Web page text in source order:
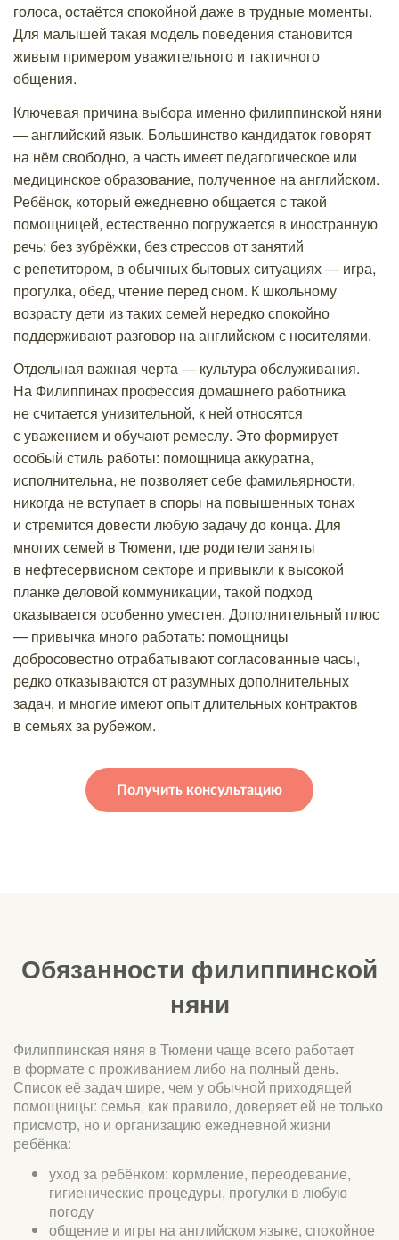
голоса, остаётся спокойной даже в трудные моменты.
Для малышей такая модель поведения становится
живым примером уважительного и тактичного
общения.
Ключевая причина выбора именно филиппинской няни
— английский язык. Большинство кандидаток говорят
на нём свободно, а часть имеет педагогическое или
медицинское образование, полученное на английском.
Ребёнок, который ежедневно общается с такой
помощницей, естественно погружается в иностранную
речь: без зубрёжки, без стрессов от занятий
с репетитором, в обычных бытовых ситуациях — игра,
прогулка, обед, чтение перед сном. К школьному
возрасту дети из таких семей нередко спокойно
поддерживают разговор на английском с носителями.
Отдельная важная черта — культура обслуживания.
На Филиппинах профессия домашнего работника
не считается унизительной, к ней относятся
с уважением и обучают ремеслу. Это формирует
особый стиль работы: помощница аккуратна,
исполнительна, не позволяет себе фамильярности,
никогда не вступает в споры на повышенных тонах
и стремится довести любую задачу до конца. Для
многих семей в Тюмени, где родители заняты
в нефтесервисном секторе и привыкли к высокой
планке деловой коммуникации, такой подход
оказывается особенно уместен. Дополнительный плюс
— привычка много работать: помощницы
добросовестно отрабатывают согласованные часы,
редко отказываются от разумных дополнительных
задач, и многие имеют опыт длительных контрактов
в семьях за рубежом.
Получить консультацию
Обязанности филиппинской
няни
Филиппинская няня в Тюмени чаще всего работает
в формате с проживанием либо на полный день.
Список её задач шире, чем у обычной приходящей
помощницы: семья, как правило, доверяет ей не только
присмотр, но и организацию ежедневной жизни
ребёнка:
уход за ребёнком: кормление, переодевание,
гигиенические процедуры, прогулки в любую
погоду
общение и игры на английском языке, спокойное